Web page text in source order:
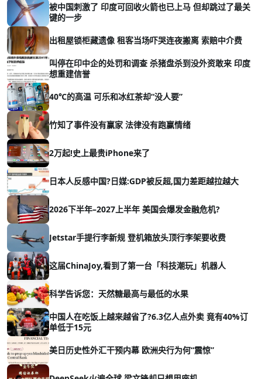
被中国刺激了 印度可回收火箭也已上马 但却跳过了最关
键的一步
出租屋锁柜藏遗像 租客当场吓哭连夜搬离 索赔中介费
叫停在印中企的处罚和调查 杀猪盘杀到没外资敢来 印度
想重建信誉
40℃的高温 可乐和冰红茶却“没人要”
竹知了事件没有赢家 法律没有跑赢情绪
2万起!史上最贵iPhone来了
日本人反感中国?日媒:GDP被反超,国力差距越拉越大
2026下半年–2027上半年 美国会爆发金融危机?
Jetstar手提行李新规 登机箱放头顶行李架要收费
这届ChinaJoy,看到了第一台「科技潮玩」机器人
科学告诉您：天然糖最高与最低的水果
中国人在吃饭上越来越省了?6.3亿人点外卖 竟有40%订
单低于15元
美日历史性外汇干预内幕 欧洲央行为何“震惊”